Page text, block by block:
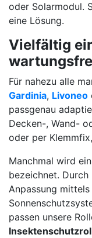
oder Solarmodul.
eine Lösung.
Vielfältig
Für nahezu alle
Gardinia, Livoneo
passgenau
Decken-, Wand-
oder per
Manchmal wird
bezeichnet.
Anpassung
passen unsere